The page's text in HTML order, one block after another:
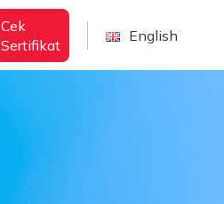
Cek
Sertifikat
English